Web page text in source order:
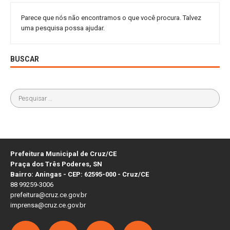
Parece que nós não encontramos o que você procura. Talvez
uma pesquisa possa ajudar.
BUSCAR
Prefeitura Municipal de Cruz/CE
Praça dos Três Poderes, SN
Bairro: Aningas - CEP: 62595-000 - Cruz/CE
88 99259-3006
prefeitura@cruz.ce.gov.br
imprensa@cruz.ce.gov.br